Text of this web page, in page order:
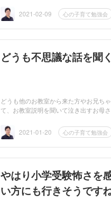
2021-02-09
心の子育て勉強会
どうも不思議な話を聞
どうも他のお教室から来た方やお兄ち
て、お教室説明を聞いて泣き出すお母
2021-01-20
心の子育て勉強会
やはり小学受験怖さを
い方にも行きそうですね